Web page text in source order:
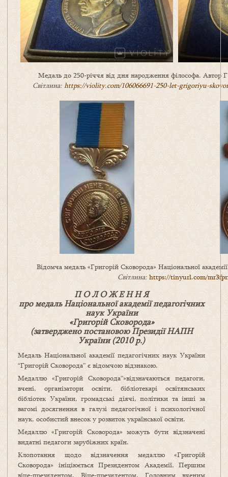
Медаль до 250-річчя від дня народження філософа. Автор
Світлина: https://violity.com/106066691-250-let-grigoriyu-
Відомча медаль «Григорій Сковорода» Національної
Світлина: https://tinyurl.com/
П О Л О Ж Е Н Н Я
про медаль Національної академії педагогічних
наук України
«Григорій Сковорода»
(затверджено постановою Президії НАПН
України (2010 р.)
Медаль Національної академії педагогічних наук України
“Григорій Сковорода” є відомчою відзнакою.
Медаллю «Григорій Сковорода”»відзначаються педагоги,
вчені, організатори освіти, бібліотекарі освітянських
бібліотек України, громадські діячі, політики та інші за
вагомі досягнення в галузі педагогічної і психологічної
наук, особистий внесок у розвиток української освіти.
Медаллю «Григорій Сковорода» можуть бути відзначені
видатні педагоги зарубіжних країн.
Клопотання щодо відзначення медаллю «Григорій
Сковорода» ініціюється Президентом Академії, Першим
віце-президентом, Віце-президентом, Головним вченим